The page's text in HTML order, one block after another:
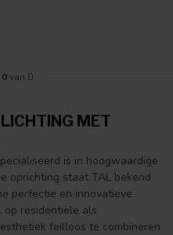
0van 0
MET
is in hoogwaardige
oprichting staat TAL bekend
perfectie en innovatieve
op residentiële als
feilloos te combineren